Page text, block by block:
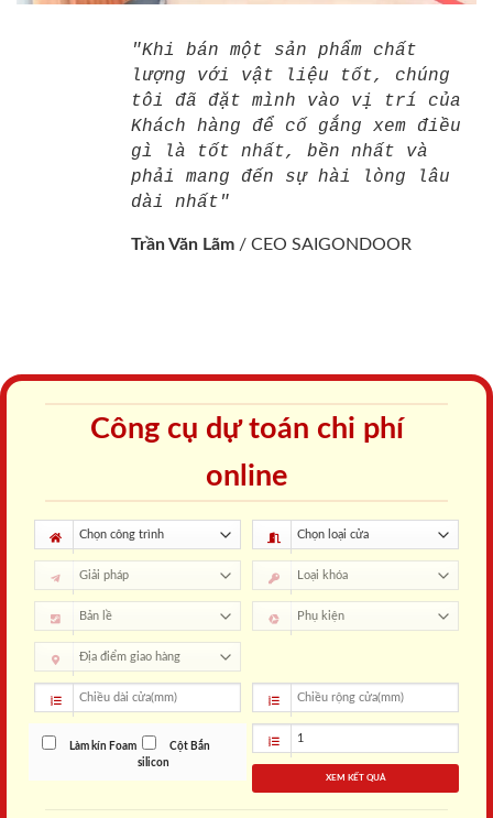
"Khi bán một sản phẩm chất
lượng với vật liệu tốt, chúng
tôi đã đặt mình vào vị trí của
Khách hàng để cố gắng xem điều
gì là tốt nhất, bền nhất và
phải mang đến sự hài lòng lâu
dài nhất"
Trần Văn Lãm / CEO SAIGONDOOR
Công cụ dự toán chi phí
online
Làm kín Foam
Cột Bắn
silicon
XEM KẾT QUẢ